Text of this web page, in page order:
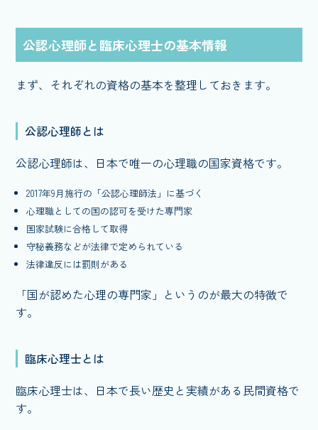
公認心理師と臨床心理士の基本情報
まず、それぞれの資格の基本を整理しておきます。
公認心理師とは
公認心理師は、日本で唯一の心理職の国家資格です。
2017年9月施行の「公認心理師法」に基づく
心理職としての国の認可を受けた専門家
国家試験に合格して取得
守秘義務などが法律で定められている
法律違反には罰則がある
「国が認めた心理の専門家」というのが最大の特徴で
す。
臨床心理士とは
臨床心理士は、日本で長い歴史と実績がある民間資格で
す。